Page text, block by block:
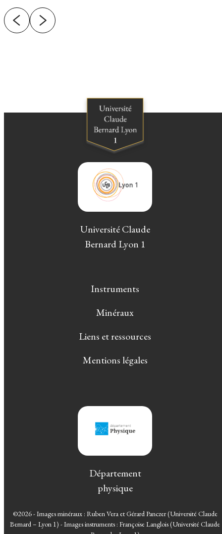
Université Claude
Bernard Lyon 1
Instruments
Minéraux
Liens et ressources
Mentions légales
Département
physique
©2026 - Images minéraux : Ruben Vera et Gérard Panczer (Université Claude
Bernard – Lyon 1) - Images instruments : Françoise Langlois (Université Claude